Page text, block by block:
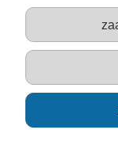
Sklep z
edukacyjne ::
:: Zabawkownia